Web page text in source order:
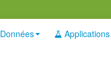
Données Applications